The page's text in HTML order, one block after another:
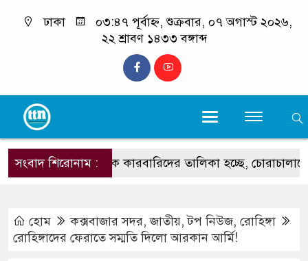
ঢাকা
০৩:৪৭ পূর্বাহ্ন, শুক্রবার, ০৭ অগাস্ট ২০২৬,
২২ শ্রাবণ ১৪৩৩ বঙ্গাব্দ
সংবাদ শিরোনাম :
‘শীর্ষ মাদক কারবারিদের তালিকা হচ্ছে, চোরাচালানের রুটে
হোম কক্সবাজার সদর,জাতীয়,টপ নিউজ, রোহিঙ্গা
রোহিঙ্গাদের ফেরাতে সম্মতি দিলো আরকান আর্মি!